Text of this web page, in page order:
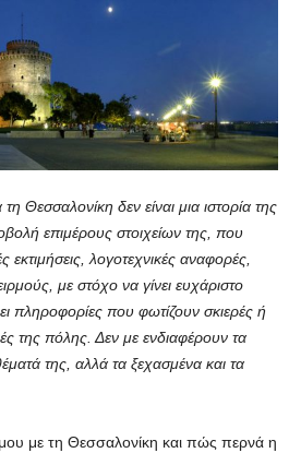
Θεσσαλονίκη δεν είναι μια ιστορία της
επιμέρους στοιχείων της, που
λογοτεχνικές αναφορές,
με στόχο να γίνει ευχάριστο
πληροφορίες που φωτίζουν σκιερές ή
της πόλης. Δεν με ενδιαφέρουν τα
της, αλλά τα ξεχασμένα και τα
με τη Θεσσαλονίκη και πώς περνά η